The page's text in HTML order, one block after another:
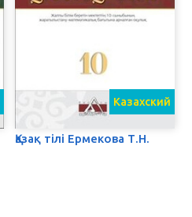
Қазақ тілі Ермекова Т.Н.
Казахский